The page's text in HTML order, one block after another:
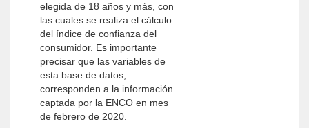
elegida de 18 años y más, con
las cuales se realiza el cálculo
del índice de confianza del
consumidor. Es importante
precisar que las variables de
esta base de datos,
corresponden a la información
captada por la ENCO en mes
de febrero de 2020.